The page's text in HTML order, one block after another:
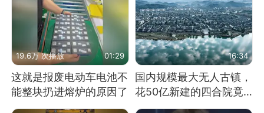
19.6万 次播放 01:29
这就是报废电动车电池不
能整块扔进熔炉的原因了
16:34
国内规模最大无人古镇，
花50亿新建的四合院竟
没人住，发生了啥